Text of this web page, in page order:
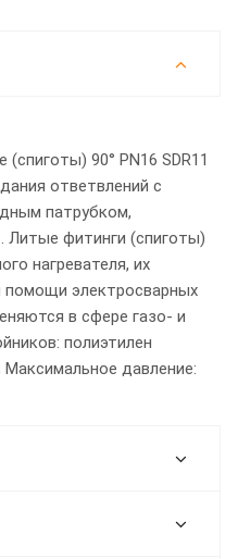
90° PN16 SDR11
ответвлений с
патрубком,
Литые фитинги (спиготы)
нагревателя, их
помощи электросварных
в сфере газо- и
полиэтилен
давление: